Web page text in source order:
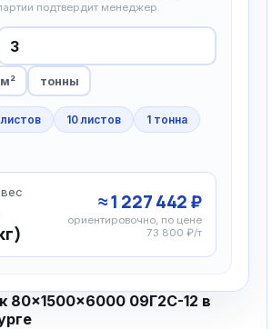
подтвердит менеджер.
м² тонны
10 листов
1 тонна
≈ 1 227 442 ₽
ориентировочно, по цене
73 800 ₽/т
80×1500×6000 09Г2С-12 в